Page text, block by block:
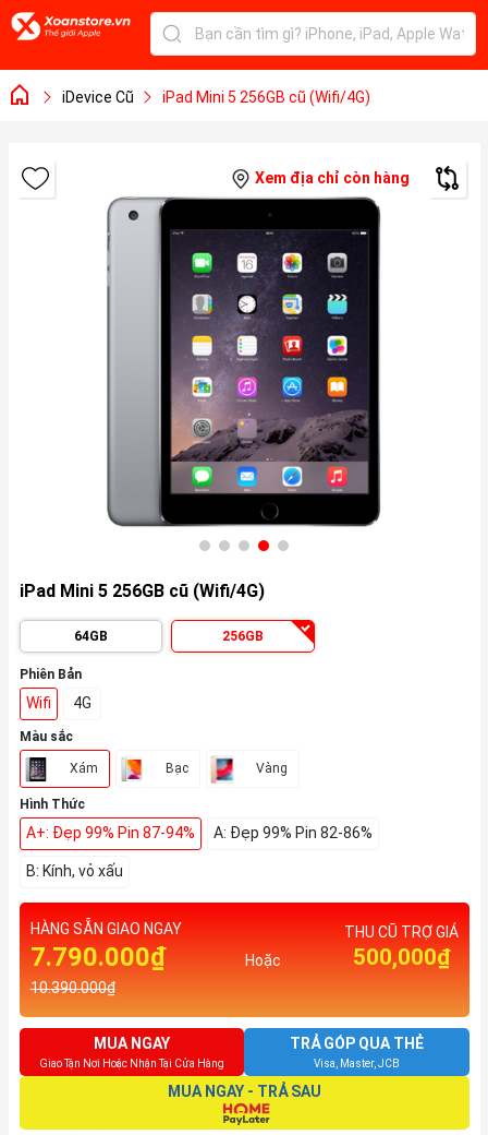
iDevice Cũ iPad Mini 5 256GB cũ (Wifi/4G)
Xem địa chỉ còn hàng
iPad Mini 5 256GB cũ (Wifi/4G)
64GB 256GB
Phiên Bản
Wifi 4G
Màu sắc
Xám Bạc Vàng
Hình Thức
A+: Đẹp 99% Pin 87-94% A: Đẹp 99% Pin 82-86%
B: Kính, vỏ xấu
HÀNG SẴN GIAO NGAY
7.790.000₫
10.390.000₫
Hoặc
THU CŨ TRỢ GIÁ
500,000₫
MUA NGAY
Giao Tận Nơi Hoặc Nhận Tại Cửa Hàng
TRẢ GÓP QUA THẺ
Visa, Master, JCB
MUA NGAY - TRẢ SAU